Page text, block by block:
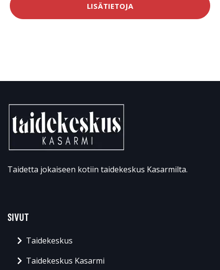
LISÄTIETOJA
Taidetta jokaiseen kotiin taidekeskus Kasarmilta.
SIVUT
Taidekeskus
Taidekeskus Kasarmi